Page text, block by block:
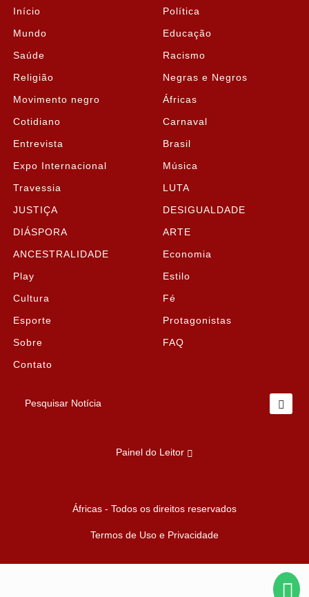
Início Política
Mundo Educação
Saúde Racismo
Religião Negras e Negros
Movimento negro Áfricas
Cotidiano Carnaval
Entrevista Brasil
Expo Internacional Música
Travessia LUTA
JUSTIÇA DESIGUALDADE
DIÁSPORA ARTE
ANCESTRALIDADE Economia
Play Estilo
Cultura Fé
Esporte Protagonistas
Sobre FAQ
Contato
Pesquisar Notícia
Painel do Leitor
Áfricas - Todos os direitos reservados
Termos de Uso e Privacidade
Esse site utiliza cookies para melhorar sua experiência
que você concorda com nossos Termos de Uso e
ACESSE NOSSOS TERMOS